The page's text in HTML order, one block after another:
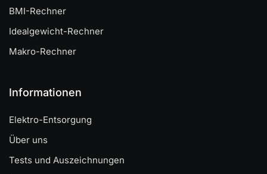
BMI-Rechner
Idealgewicht-Rechner
Makro-Rechner
Informationen
Elektro-Entsorgung
Über uns
Tests und Auszeichnungen